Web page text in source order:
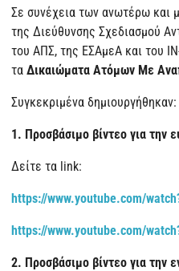
Σε συνέχεια των ανωτέρω και
της Διεύθυνσης Σχεδιασμού
του ΑΠΣ, της ΕΣΑμεΑ και του
τα Δικαιώματα Ατόμων Με
Συγκεκριμένα δημιουργήθηκαν:
1. Προσβάσιμο βίντεο για την
Δείτε τα link:
https://www.youtube.com/
https://www.youtube.com/
2. Προσβάσιμο βίντεο για την